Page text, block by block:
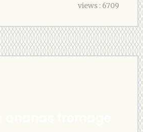
views : 6709